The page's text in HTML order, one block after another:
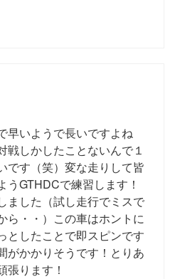
早いようで長いですよね
戦しかしたことないんで１
です（笑）変な走りして皆
うGTHDCで練習します！
ました（試し走行でミスで
ら・・）この車はホントに
としたことで即スピンです
がかかりそうです！とりあ
張ります！